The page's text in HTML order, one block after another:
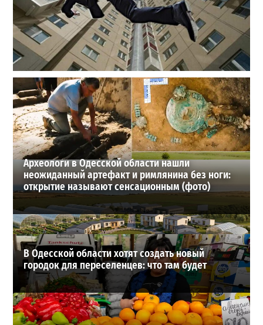
В одесском жилмассиве Радужном погиб 26-летний
мужчина: что известно
27-07-2026 в 13:47
ВИБОР РЕДАКЦИИ
Археологи в Одесской области нашли
неожиданный артефакт и римлянина без ноги:
открытие называют сенсационным (фото)
В Одесской области хотят создать новый
городок для переселенцев: что там будет